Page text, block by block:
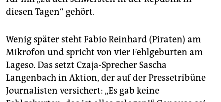
diesen Tagen“ gehört.
Wenig später steht Fabio Reinhard (Piraten) am
Mikrofon und spricht von vier Fehlgeburten am
Lageso. Das setzt Czaja-Sprecher Sascha
Langenbach in Aktion, der auf der Pressetribüne
Journalisten versichert: „Es gab keine